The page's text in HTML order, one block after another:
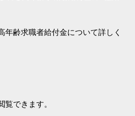
年齢求職者給付金について詳しく
覧できます。